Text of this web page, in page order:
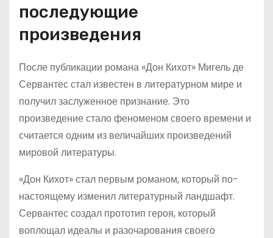
последующие
произведения
После публикации романа «Дон Кихот» Мигель де
Сервантес стал известен в литературном мире и
получил заслуженное признание. Это
произведение стало феноменом своего времени и
считается одним из величайших произведений
мировой литературы.
«Дон Кихот» стал первым романом, который по-
настоящему изменил литературный ландшафт.
Сервантес создал прототип героя, который
воплощал идеалы и разочарования своего